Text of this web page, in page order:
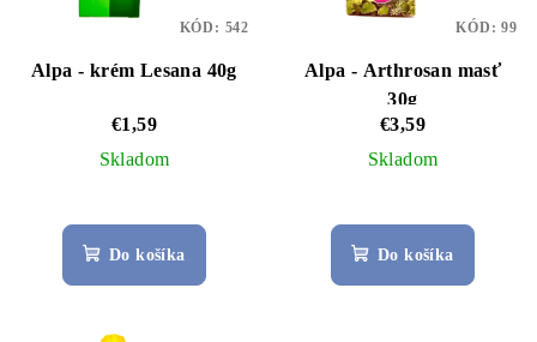
Alpa - krém Lesana 40g
€1,59
Skladom
Do košíka
KÓD: 542
Alpa - Arthrosan masť
30g
€3,59
Skladom
Do košíka
KÓD:99